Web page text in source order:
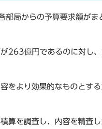
部局からの予算要求額が
263億円であるのに対し
をより効果的なものとす
算を調査し、内容を精査